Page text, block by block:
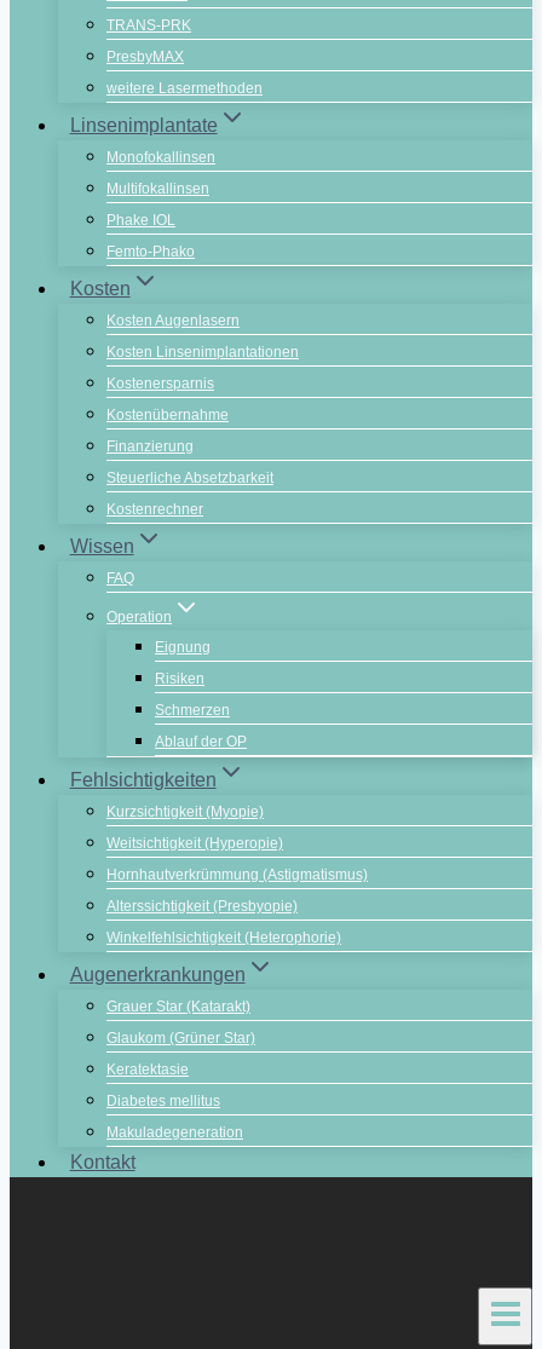
TRANS-PRK
PresbyMAX
weitere Lasermethoden
Linsenimplantate
Monofokallinsen
Multifokallinsen
Phake IOL
Femto-Phako
Kosten
Kosten Augenlasern
Kosten Linsenimplantationen
Kostenersparnis
Kostenübernahme
Finanzierung
Steuerliche Absetzbarkeit
Kostenrechner
Wissen
FAQ
Operation
Eignung
Risiken
Schmerzen
Ablauf der OP
Fehlsichtigkeiten
Kurzsichtigkeit (Myopie)
Weitsichtigkeit (Hyperopie)
Hornhautverkrümmung (Astigmatismus)
Alterssichtigkeit (Presbyopie)
Winkelfehlsichtigkeit (Heterophorie)
Augenerkrankungen
Grauer Star (Katarakt)
Glaukom (Grüner Star)
Keratektasie
Diabetes mellitus
Makuladegeneration
Kontakt